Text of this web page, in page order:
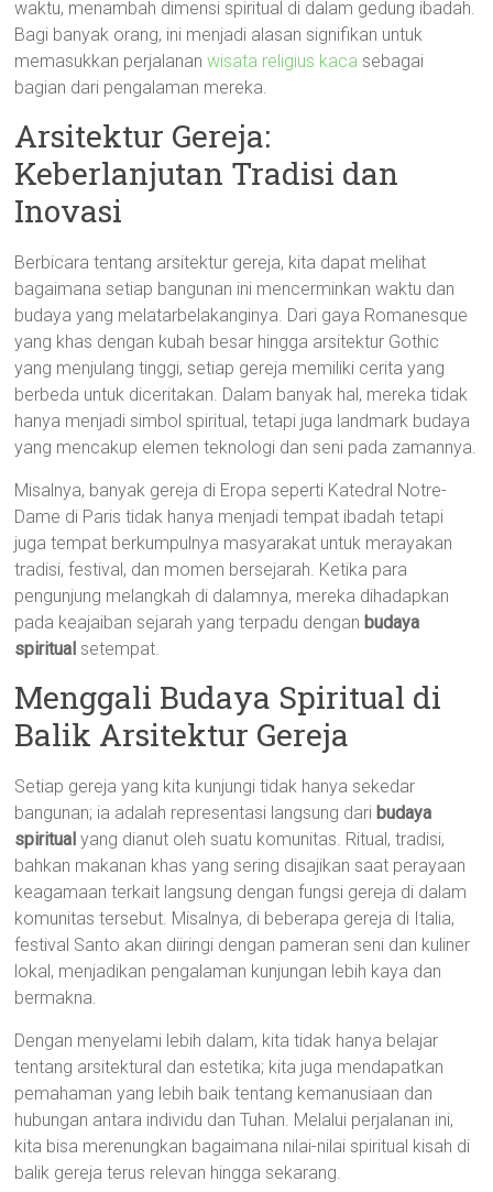
waktu, menambah dimensi spiritual di dalam gedung ibadah.
Bagi banyak orang, ini menjadi alasan signifikan untuk
memasukkan perjalananwisata religius kaca sebagai
bagian dari pengalaman mereka.
Arsitektur Gereja:
Keberlanjutan Tradisi dan
Inovasi
Berbicara tentang arsitektur gereja, kita dapat melihat
bagaimana setiap bangunan ini mencerminkan waktu dan
budaya yang melatarbelakanginya. Dari gaya Romanesque
yang khas dengan kubah besar hingga arsitektur Gothic
yang menjulang tinggi, setiap gereja memiliki cerita yang
berbeda untuk diceritakan. Dalam banyak hal, mereka tidak
hanya menjadi simbol spiritual, tetapi juga landmark budaya
yang mencakup elemen teknologi dan seni pada zamannya.
Misalnya, banyak gereja di Eropa seperti Katedral Notre-
Dame di Paris tidak hanya menjadi tempat ibadah tetapi
juga tempat berkumpulnya masyarakat untuk merayakan
tradisi, festival, dan momen bersejarah. Ketika para
pengunjung melangkah di dalamnya, mereka dihadapkan
pada keajaiban sejarah yang terpadu dengan budaya
spiritual setempat.
Menggali Budaya Spiritual di
Balik Arsitektur Gereja
Setiap gereja yang kita kunjungi tidak hanya sekedar
bangunan; ia adalah representasi langsung dari budaya
spiritual yang dianut oleh suatu komunitas. Ritual, tradisi,
bahkan makanan khas yang sering disajikan saat perayaan
keagamaan terkait langsung dengan fungsi gereja di dalam
komunitas tersebut. Misalnya, di beberapa gereja di Italia,
festival Santo akan diiringi dengan pameran seni dan kuliner
lokal, menjadikan pengalaman kunjungan lebih kaya dan
bermakna.
Dengan menyelami lebih dalam, kita tidak hanya belajar
tentang arsitektural dan estetika; kita juga mendapatkan
pemahaman yang lebih baik tentang kemanusiaan dan
hubungan antara individu dan Tuhan. Melalui perjalanan ini,
kita bisa merenungkan bagaimana nilai-nilai spiritual kisah di
balik gereja terus relevan hingga sekarang.